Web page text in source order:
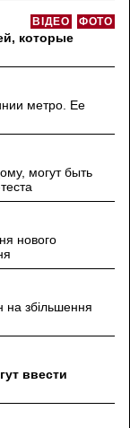
ФОТО
ВІДЕО
которые
метро. Ее
могут быть
нового
на збільшення
ввести